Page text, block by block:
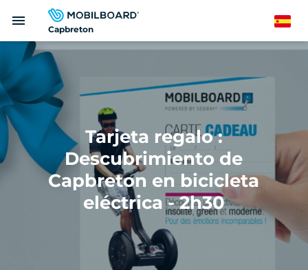
principal
Capbreton
menu Spanish
Tarjeta regalo :
Descubrimiento de
Capbreton en bicicleta
eléctrica - 2h30